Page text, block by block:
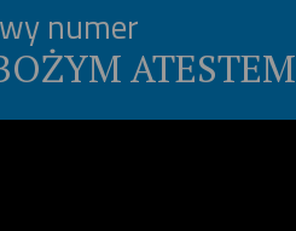
numer
ATESTEM